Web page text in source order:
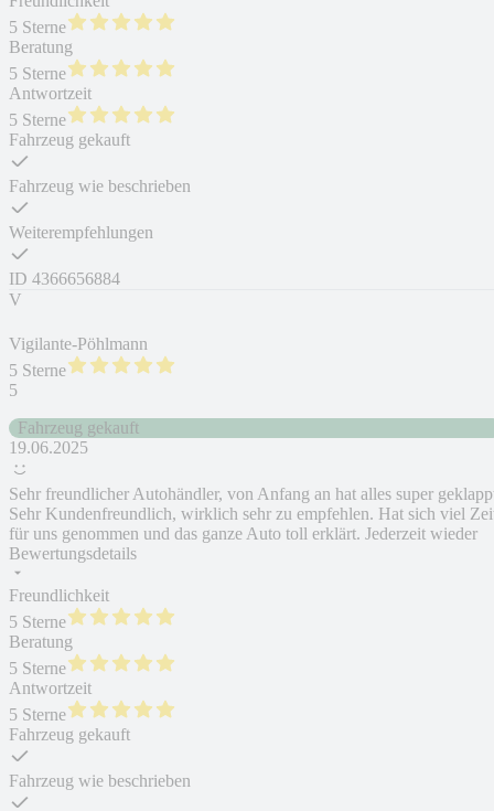
5 Sterne
Beratung
5 Sterne
Antwortzeit
5 Sterne
Fahrzeug gekauft
Fahrzeug wie beschrieben
Weiterempfehlungen
ID 4366656884
V
Vigilante-Pöhlmann
5 Sterne
5
Fahrzeug gekauft
19.06.2025
Sehr freundlicher Autohändler, von Anfang an hat alles super
Sehr Kundenfreundlich, wirklich sehr zu empfehlen. Hat sich viel
für uns genommen und das ganze Auto toll erklärt. Jederzeit wieder
Bewertungsdetails
Freundlichkeit
5 Sterne
Beratung
5 Sterne
Antwortzeit
5 Sterne
Fahrzeug gekauft
Fahrzeug wie beschrieben